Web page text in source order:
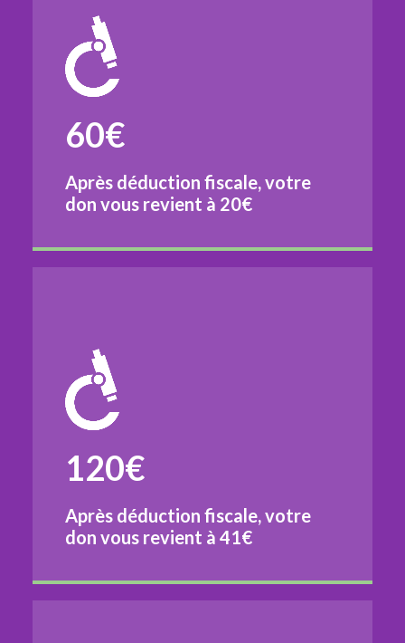
60€
Après déduction fiscale, votre
don vous revient à 20€
120€
Après déduction fiscale, votre
don vous revient à 41€